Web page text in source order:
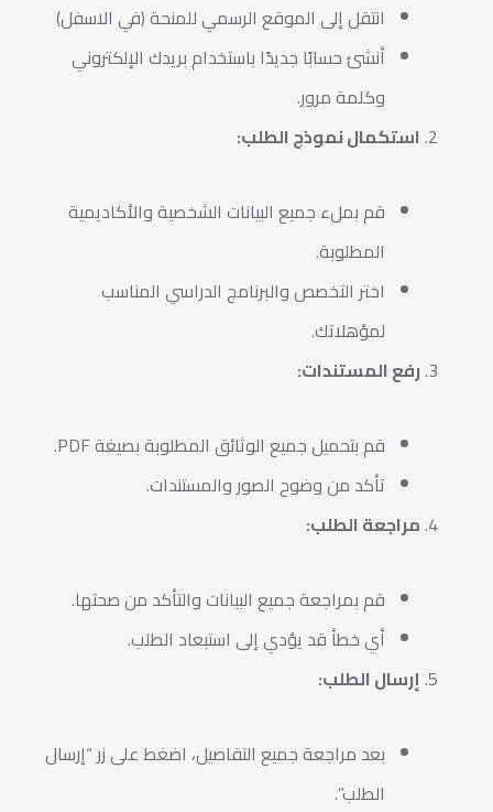
انتقل إلى الموقع الرسمي للمنحة (في الاسفل)
أنشئ حسابًا جديدًا باستخدام بريدك الإلكتروني
وكلمة مرور.
استكمال نموذج الطلب:
قم بملء جميع البيانات الشخصية والأكاديمية
المطلوبة.
اختر التخصص والبرنامج الدراسي المناسب
لمؤهلاتك.
رفع المستندات:
قم بتحميل جميع الوثائق المطلوبة بصيغة PDF.
تأكد من وضوح الصور والمستندات.
مراجعة الطلب:
قم بمراجعة جميع البيانات والتأكد من صحتها.
أي خطأ قد يؤدي إلى استبعاد الطلب.
إرسال الطلب:
بعد مراجعة جميع التفاصيل، اضغط على زر “إرسال
الطلب”.